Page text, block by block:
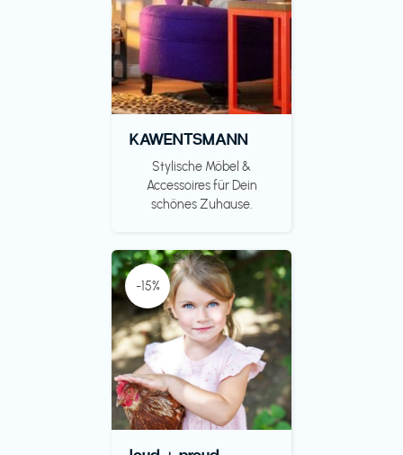
KAWENTSMANN
Stylische Möbel &
Accessoires für Dein
schönes Zuhause.
-15%